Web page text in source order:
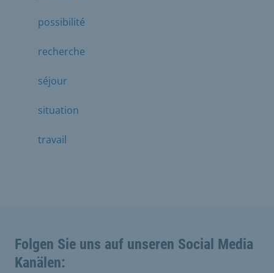
possibilité
recherche
séjour
situation
travail
Folgen Sie uns auf unseren Social Media
Kanälen: